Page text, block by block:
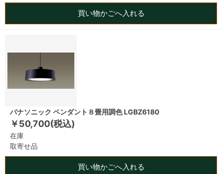
買い物かごへ入れる
パナソニック ペンダント８畳用調色 LGBZ6180
￥50,700(税込)
在庫
取寄せ品
買い物かごへ入れる